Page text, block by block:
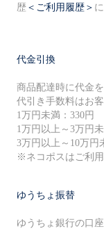
歴 ＜ご利用履歴＞
代金引換
商品配達時に代金
代引き手数料はお
1万円未満：330円
1万円以上～3万円
3万円以上～10万円
※ネコポスはご利用
ゆうちょ振替
ゆうちょ銀行の口